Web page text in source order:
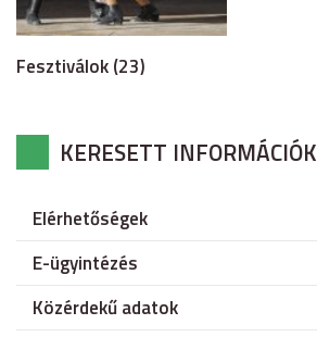
Fesztiválok (23)
KERESETT INFORMÁCIÓK
Elérhetőségek
E-ügyintézés
Közérdekű adatok